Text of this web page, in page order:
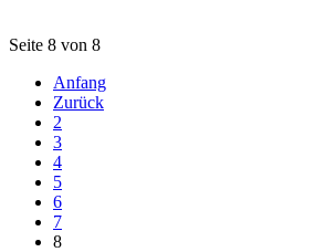
Seite 8 von 8
Anfang
Zurück
2
3
4
5
6
7
8